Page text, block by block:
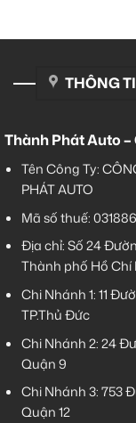
THÔNG
Thành Phát Auto –
Tên Công Ty:
PHÁT AUTO
Mã số thuế:
Địa chỉ: Số 24
Thành phố Hồ Chí
Chi Nhánh 1:11
TP.Thủ Đức
Chi Nhánh 2:24
Quận 9
Chi Nhánh 3:753
Quận 12